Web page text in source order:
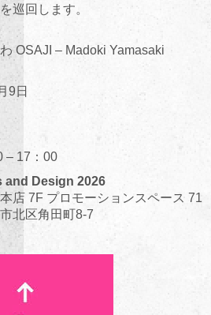
巡回します。
OSAJI – Madoki Yamasaki
9日
– 17：00
and Design 2026
店 7F プロモーションスペース 71
北区角田町8-7